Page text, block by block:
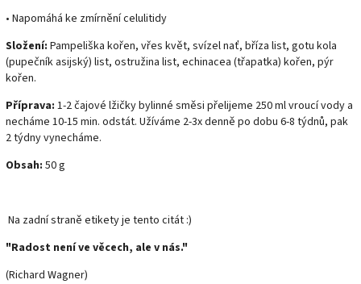
• Napomáhá ke zmírnění celulitidy
Složení: Pampeliška kořen, vřes květ, svízel nať, bříza list, gotu kola
(pupečník asijský) list, ostružina list, echinacea (třapatka) kořen, pýr
kořen.
Příprava: 1-2 čajové lžičky bylinné směsi přelijeme 250 ml vroucí vody a
necháme 10-15 min. odstát. Užíváme 2-3x denně po dobu 6-8 týdnů, pak
2 týdny vynecháme.
Obsah: 50 g
Na zadní straně etikety je tento citát :)
"Radost není ve věcech, ale v nás."
(Richard Wagner)